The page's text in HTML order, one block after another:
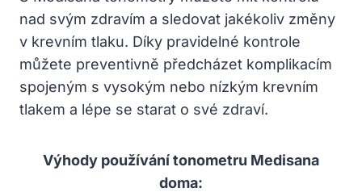
nad svým zdravím a sledovat jakékoliv změny
v krevním tlaku. Díky pravidelné kontrole
můžete preventivně předcházet komplikacím
spojeným s vysokým nebo nízkým krevním
tlakem a lépe se starat o své zdraví.
Výhody používání tonometru Medisana
doma: